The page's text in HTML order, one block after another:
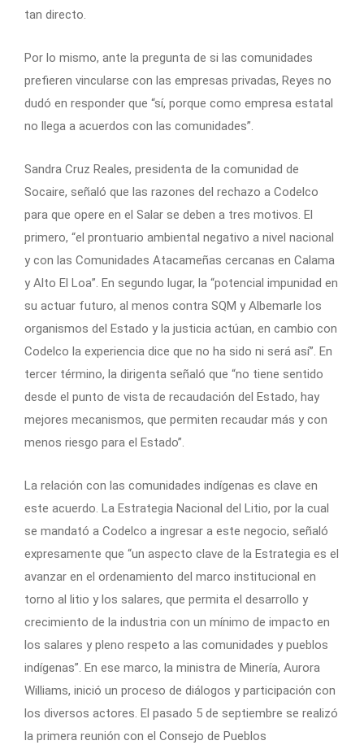
tan directo.
Por lo mismo, ante la pregunta de si las comunidades
prefieren vincularse con las empresas privadas, Reyes no
dudó en responder que “sí, porque como empresa estatal
no llega a acuerdos con las comunidades”.
Sandra Cruz Reales, presidenta de la comunidad de
Socaire, señaló que las razones del rechazo a Codelco
para que opere en el Salar se deben a tres motivos. El
primero, “el prontuario ambiental negativo a nivel nacional
y con las Comunidades Atacameñas cercanas en Calama
y Alto El Loa”. En segundo lugar, la “potencial impunidad en
su actuar futuro, al menos contra SQM y Albemarle los
organismos del Estado y la justicia actúan, en cambio con
Codelco la experiencia dice que no ha sido ni será así”. En
tercer término, la dirigenta señaló que “no tiene sentido
desde el punto de vista de recaudación del Estado, hay
mejores mecanismos, que permiten recaudar más y con
menos riesgo para el Estado”.
La relación con las comunidades indígenas es clave en
este acuerdo. La Estrategia Nacional del Litio, por la cual
se mandató a Codelco a ingresar a este negocio, señaló
expresamente que “un aspecto clave de la Estrategia es el
avanzar en el ordenamiento del marco institucional en
torno al litio y los salares, que permita el desarrollo y
crecimiento de la industria con un mínimo de impacto en
los salares y pleno respeto a las comunidades y pueblos
indígenas”. En ese marco, la ministra de Minería, Aurora
Williams, inició un proceso de diálogos y participación con
los diversos actores. El pasado 5 de septiembre se realizó
la primera reunión con el Consejo de Pueblos